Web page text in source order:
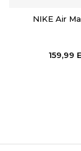
NIKE Air
159,99